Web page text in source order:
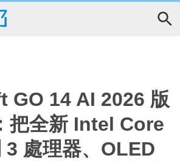
GO 14 AI 2026 版
把全新 Intel Core
處理器、OLED